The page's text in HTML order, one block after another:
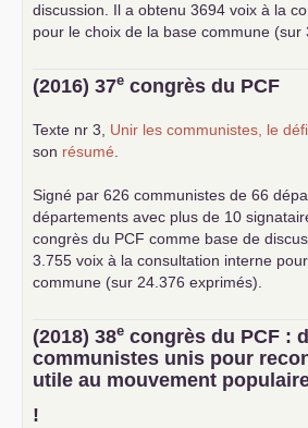
discussion. Il a obtenu 3694 voix à la
pour le choix de la base commune (sur
(2016) 37e congrès du PCF
Texte nr 3, Unir les communistes, le
son résumé
Signé par 626 communistes de 66
départements avec plus de 10
congrès du PCF comme base de
3.755 voix à la consultation interne
commune (sur 24.376 exprimés).
(2018) 38e congrès du PCF :
communistes unis pour
utile au mouvement
!